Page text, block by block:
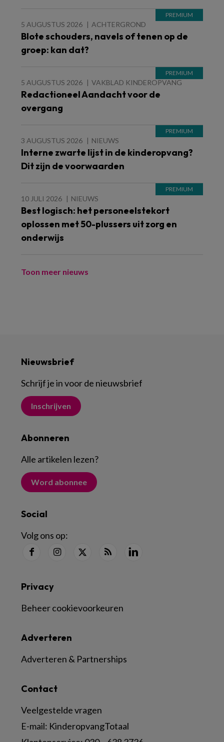
5 AUGUSTUS 2026 ACHTERGROND
Blote schouders, navels of tenen op de
groep: kan dat?
5 AUGUSTUS 2026 VAKBLAD KINDEROPVANG
Redactioneel Aandacht voor de
overgang
3 AUGUSTUS 2026 NIEUWS
Interne zwarte lijst in de kinderopvang?
Dit zijn de voorwaarden
10 JULI 2026 NIEUWS
Best logisch: het personeelstekort
oplossen met 50-plussers uit zorg en
onderwijs
Toon meer nieuws
Nieuwsbrief
Schrijf je in voor de nieuwsbrief
Inschrijven
Abonneren
Alle artikelen lezen?
Word abonnee
Social
Volg ons op:
Contact
Veelgestelde vragen
E-mail: KinderopvangTotaal
Adverteren
Adverteren & Partnerships
Privacy
Beheer cookievoorkeuren